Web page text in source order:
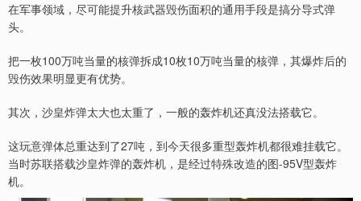
在军事领域，尽可能提升核武器毁伤面积的通用手段是搞分导式弹
头。
把一枚100万吨当量的核弹拆成10枚10万吨当量的核弹，其爆炸后的
毁伤效果明显更有优势。
其次，沙皇炸弹太大也太重了，一般的轰炸机还真没法搭载它。
这玩意弹体总重达到了27吨，到今天很多重型轰炸机都很难挂载它。
当时苏联搭载沙皇炸弹的轰炸机，是经过特殊改造的图-95V型轰炸
机。